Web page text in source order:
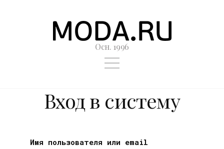
Осн. 1996
Вход в систему
Имя пользователя или email